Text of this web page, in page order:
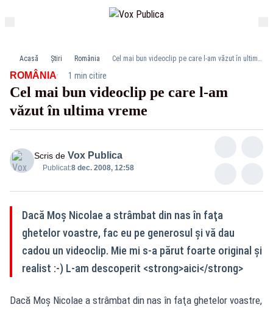
Acasă Știri România Cel mai bun videoclip pe care l-am văzut în ultima vreme
ROMÂNIA· 1 min citire
Cel mai bun videoclip pe care l-am
văzut în ultima vreme
Scris de Vox Publica
Publicat:8 dec. 2008, 12:58
Dacă Moş Nicolae a strâmbat din nas în faţa
ghetelor voastre, fac eu pe generosul şi vă dau
cadou un videoclip. Mie mi s-a părut foarte original şi
realist :-) L-am descoperit <strong>aici</strong>
Dacă Moş Nicolae a strâmbat din nas în faţa ghetelor voastre,